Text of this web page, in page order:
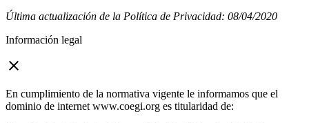
Última actualización de la Política de Privacidad: 08/04/2020
Información legal
close
En cumplimiento de la normativa vigente le informamos que el
dominio de internet www.coegi.org es titularidad de: